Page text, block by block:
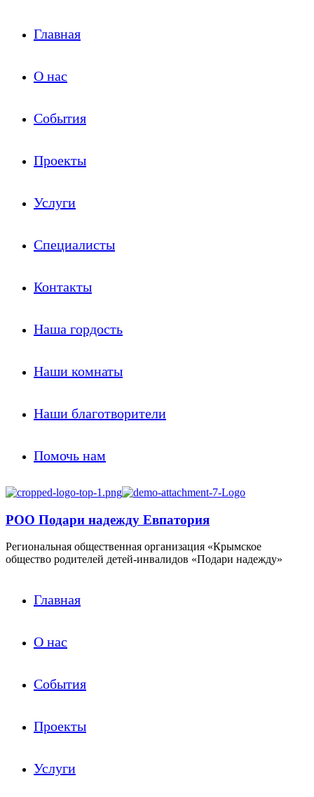
Главная
О нас
События
Проекты
Услуги
Специалисты
Контакты
Наша гордость
Наши комнаты
Наши благотворители
Помочь нам
РОО Подари надежду Евпатория
Региональная общественная организация «Крымское
общество родителей детей-инвалидов «Подари надежду»
Главная
О нас
События
Проекты
Услуги